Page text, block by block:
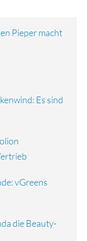
Pieper macht
Es sind
vGreens
die Beauty-